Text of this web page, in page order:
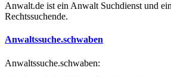
Anwalt.de ist ein Anwalt Suchdienst und
Rechtssuchende.
Anwaltssuche.schwaben
Anwaltssuche.schwaben: